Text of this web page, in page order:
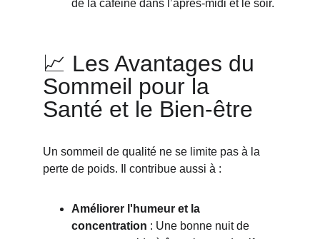
de la caféine dans l’après-midi et le soir.
📈 Les Avantages du
Sommeil pour la
Santé et le Bien-être
Un sommeil de qualité ne se limite pas à la
perte de poids. Il contribue aussi à :
Améliorer l'humeur et la
concentration : Une bonne nuit de